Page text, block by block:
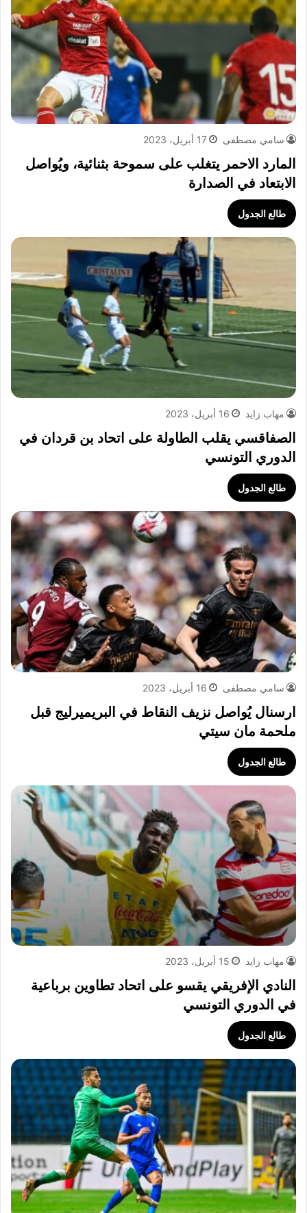
سامي مصطفى 17 أبريل، 2023
المارد الاحمر يتغلب على سموحة بثنائية، ويُواصل
الابتعاد في الصدارة
طالع الجدول
مهاب زايد 16 أبريل، 2023
الصفاقسي يقلب الطاولة على اتحاد بن قردان في
الدوري التونسي
طالع الجدول
سامي مصطفى 16 أبريل، 2023
ارسنال يُواصل نزيف النقاط في البريميرليج قبل
ملحمة مان سيتي
طالع الجدول
مهاب زايد 15 أبريل، 2023
النادي الإفريقي يقسو على اتحاد تطاوين برباعية
في الدوري التونسي
طالع الجدول